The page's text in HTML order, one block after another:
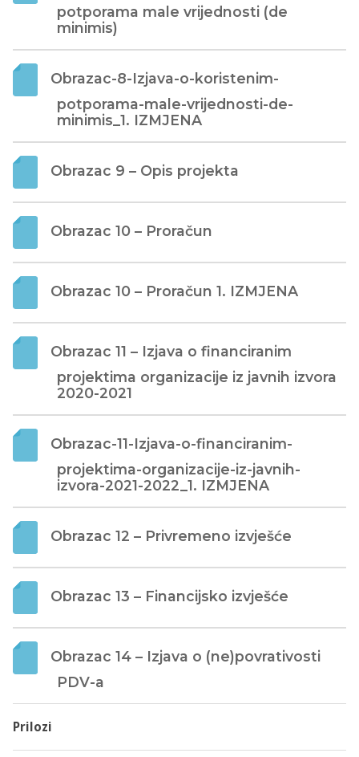
potporama male vrijednosti (de
minimis)
Obrazac-8-Izjava-o-koristenim-
potporama-male-vrijednosti-de-
minimis_1. IZMJENA
Obrazac 9 – Opis projekta
Obrazac 10 – Proračun
Obrazac 10 – Proračun 1. IZMJENA
Obrazac 11 – Izjava o financiranim
projektima organizacije iz javnih izvora
2020-2021
Obrazac-11-Izjava-o-financiranim-
projektima-organizacije-iz-javnih-
izvora-2021-2022_1. IZMJENA
Obrazac 12 – Privremeno izvješće
Obrazac 13 – Financijsko izvješće
Obrazac 14 – Izjava o (ne)povrativosti
PDV-a
Prilozi